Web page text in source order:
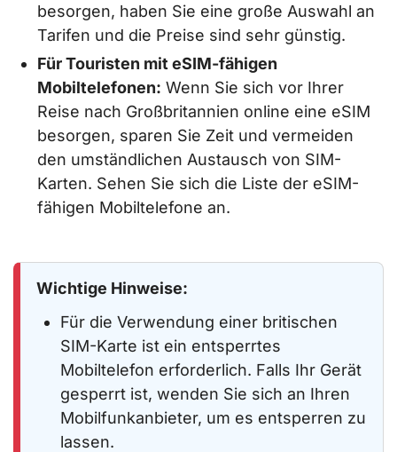
besorgen, haben Sie eine große Auswahl an
Tarifen und die Preise sind sehr günstig.
Für Touristen mit eSIM-fähigen
Mobiltelefonen: Wenn Sie sich vor Ihrer
Reise nach Großbritannien online eine eSIM
besorgen, sparen Sie Zeit und vermeiden
den umständlichen Austausch von SIM-
Karten. Sehen Sie sich die Liste der eSIM-
fähigen Mobiltelefone an.
Wichtige Hinweise:
Für die Verwendung einer britischen
SIM-Karte ist ein entsperrtes
Mobiltelefon erforderlich. Falls Ihr Gerät
gesperrt ist, wenden Sie sich an Ihren
Mobilfunkanbieter, um es entsperren zu
lassen.